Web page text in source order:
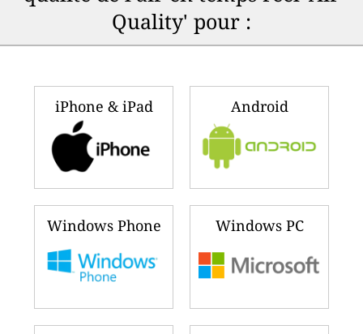
Quality' pour :
iPhone & iPad Android
Windows Phone Windows PC